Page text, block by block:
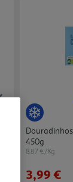
450g
8.87 €/Kg
3,99 €